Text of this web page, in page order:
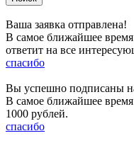
Ваша заявка отправлена!
В самое ближайшее
ответит на все
спасибо
Вы успешно подписаны
В самое ближайшее время
1000 рублей.
спасибо